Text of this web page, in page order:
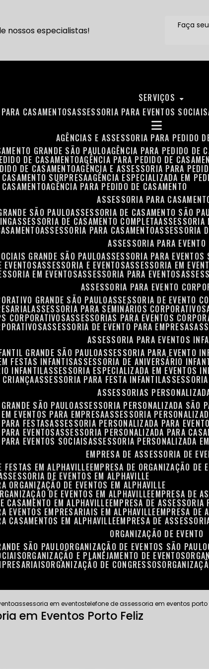
nossos especialistas!
Faça
SERVIÇOS
PARA CASAMENTOS ASSESSORIA PARA EVENTOS SOCIAIS
AGÊNCIAS E ASSESSORIA PARA PEDIDO
GRANDE SÃO PAULO AGÊNCIA PARA PEDIDO DE
DE CASAMENTO AGÊNCIA PARA PEDIDO DE
DE CASAMENTO AGÊNCIA E ASSESSORIA PARA
SURPRESA AGÊNCIA ESPECIALIZADA EM
AGÊNCIA PARA PEDIDO DE CASAMENTO
ASSESSORIA PARA
SÃO PAULO ASSESSORIA DE CASAMENTO SÃO
ASSESSORIA DE CASAMENTO COMPLETA
ASSESSORIA PARA CASAMENTO ASSESSORIA
ASSESSORIA PARA EVENTO
GRANDE SÃO PAULO ASSESSORIA PARA
EVENTOS ASSESSORIA E EVENTOS ASSESSORIA EM
EM EVENTOS ASSESSORIA PARA EVENTOS
ASSESSORIA PARA EVENTO
GRANDE SÃO PAULO ASSESSORIA DE EVENTO
ASSESSORIA PARA SEMINÁRIOS CORPORATIVOS
CORPORATIVOS ASSESSORIAS PARA EVENTOS
ASSESSORIA DE EVENTO PARA EMPRESAS
ASSESSORIA PARA EVENTOS
GRANDE SÃO PAULO ASSESSORIA PARA EVENTO
FESTAS INFANTIS ASSESSORIA DE ANIVERSÁRIO
INFANTIL ASSESSORIA ESPECIALIZADA EM EVENTOS
CRIANÇA ASSESSORIA PARA FESTA INFANTIL
ASSESSORIAS
SÃO PAULO ASSESSORIA PERSONALIZADA SÃO
EVENTOS PARA EMPRESA ASSESSORIA
FESTAS ASSESSORIA PERSONALIZADA PARA
EVENTOS ASSESSORIA PERSONALIZADA PARA
EVENTOS SOCIAIS ASSESSORIA PERSONALIZADA
EMPRESA DE ASSESSORIA DE
FESTAS EM ALPHAVILLE EMPRESA DE ORGANIZAÇÃO DE
DE EVENTOS EM ALPHAVILLE
ORGANIZAÇÃO DE EVENTOS EM ALPHAVILLE
DE EVENTOS EM ALPHAVILLE EMPRESA DE
CASAMENTO EM ALPHAVILLE EMPRESA DE
EVENTOS EMPRESARIAIS EM ALPHAVILLE EMPRESA
CASAMENTOS EM ALPHAVILLE EMPRESA DE
ORGANIZAÇÃO DE EVENTO
SÃO PAULO ORGANIZAÇÃO DE EVENTOS SÃO PAULO
ORGANIZAÇÃO E PLANEJAMENTO DE EVENTOS
ORGANIZAÇÃO DE CONGRESSOS
assessoria em eventostelefone de assessoria em eventos porto
em Eventos Porto Feliz